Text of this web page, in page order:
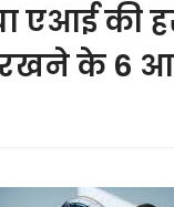
एआई की
के 6